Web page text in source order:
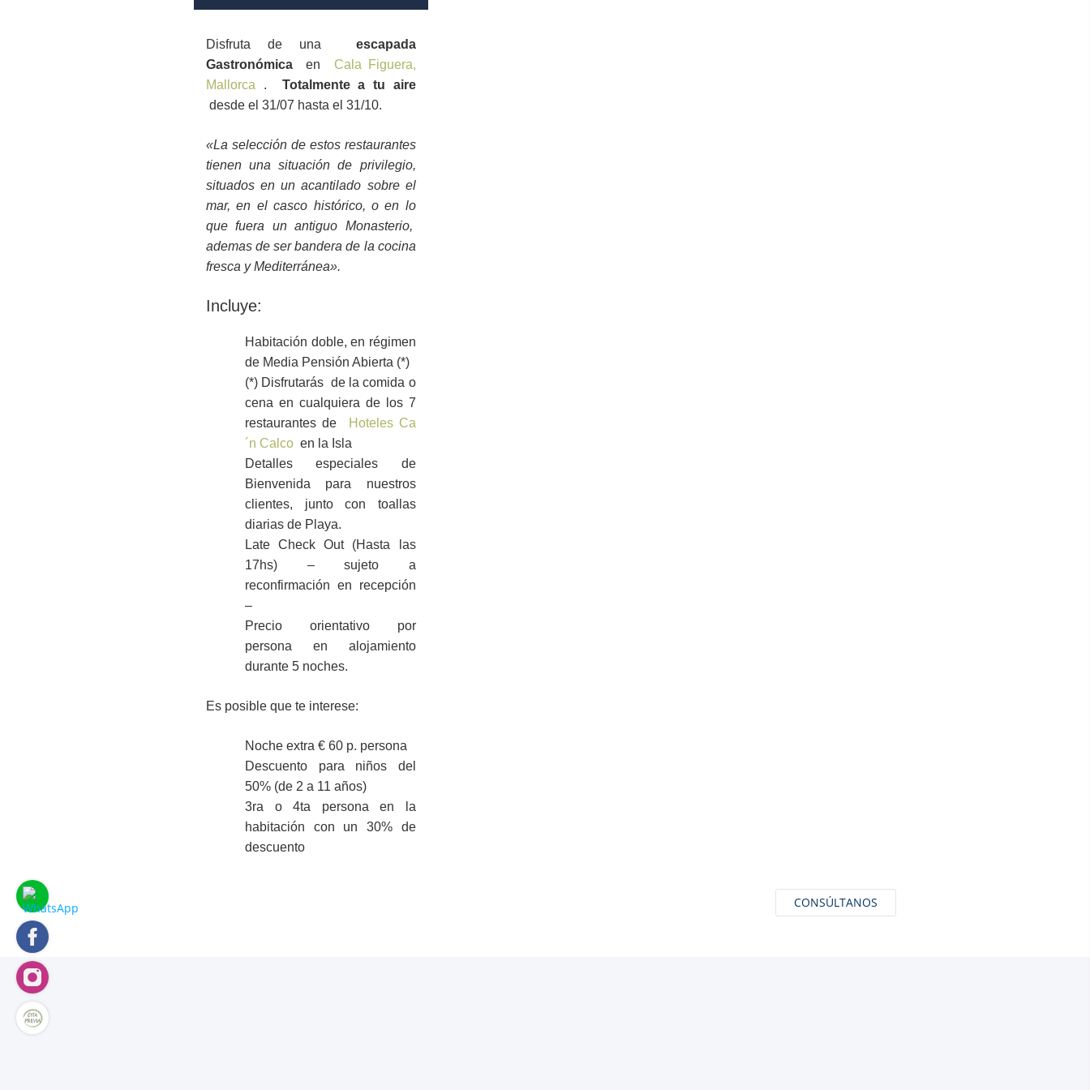
Disfruta de una escapada
Gastronómicaen Cala Figuera,
Mallorca . Totalmente a tu aire
desde el 31/07 hasta el 31/10.
«La selección de estos restaurantes
tienen una situación de privilegio,
situados en un acantilado sobre el
mar, en el casco histórico, o en lo
que fuera un antiguo Monasterio,
ademas de ser bandera de la cocina
fresca y Mediterránea».
Incluye:
Habitación doble, en régimen
de Media Pensión Abierta (*)
(*) Disfrutarás de la comida o
cena en cualquiera de los 7
restaurantes de
Hoteles Ca
´n Calco en la Isla
Detalles especiales de
Bienvenida para nuestros
clientes, junto con toallas
diarias de Playa.
Late Check Out (Hasta las
17hs) – sujeto a
reconfirmación en recepción
–
Precio orientativo por
persona en alojamiento
durante 5 noches.
Es posible que te interese:
Noche extra € 60 p. persona
Descuento para niños del
50% (de 2 a 11 años)
3ra o 4ta persona en la
habitación con un 30% de
descuento
CONSÚLTANOS